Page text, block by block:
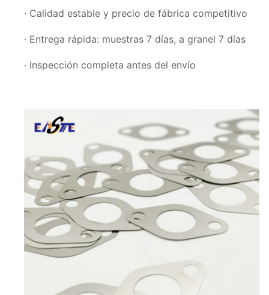
· Calidad estable y precio de fábrica competitivo
· Entrega rápida: muestras 7 días, a granel 7 días
· Inspección completa antes del envío